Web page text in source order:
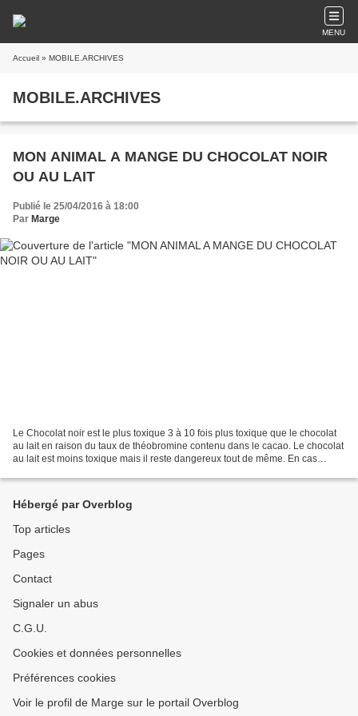
MENU
Accueil » MOBILE.ARCHIVES
MOBILE.ARCHIVES
MON ANIMAL A MANGE DU CHOCOLAT NOIR
OU AU LAIT
Publié le 25/04/2016 à 18:00
Par Marge
Le Chocolat noir est le plus toxique 3 à 10 fois plus toxique que le chocolat
au lait en raison du taux de théobromine contenu dans le cacao. Le chocolat
au lait est moins toxique mais il reste dangereux tout de même. En cas
Hébergé par Overblog
Top articles
Pages
Contact
Signaler un abus
C.G.U.
Cookies et données personnelles
Préférences cookies
Voir le profil de Marge sur le portail Overblog